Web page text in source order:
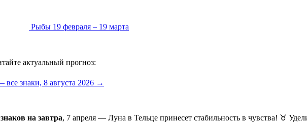
Рыбы 19 февраля – 19 марта
актуальный прогноз:
знаки, 8 августа 2026 →
на завтра, 7 апреля — Луна в Тельце принесет стабильность в чувства! ♉